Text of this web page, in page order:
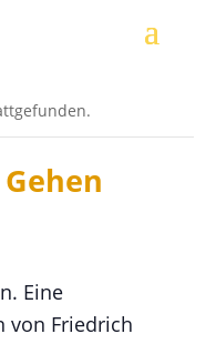
Eine
von Friedrich